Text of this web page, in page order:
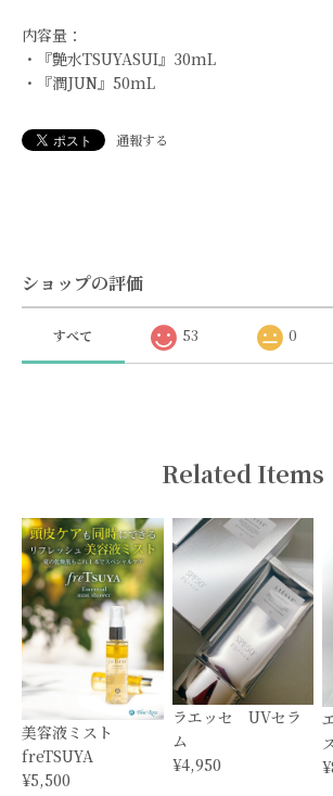
内容量：
・『艶水TSUYASUI』30mL
・『潤JUN』50mL
通報する
ショップの評価
すべて 53 0
Related Items
美容液ミスト
freTSUYA
¥5,500
ラエッセ UVセラ
ム
¥4,950